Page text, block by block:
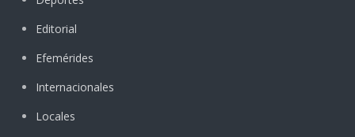
Editorial
Efemérides
Internacionales
Locales